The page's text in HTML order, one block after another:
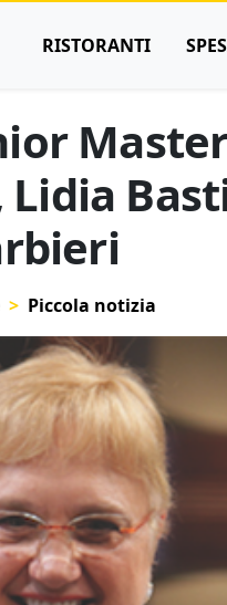
RISTORANTI
Piccola notizia